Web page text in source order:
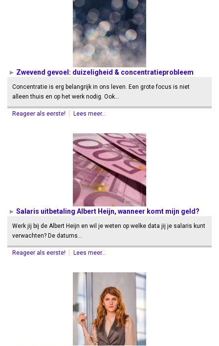
Zwevend gevoel: duizeligheid & concentratieprobleem
Concentratie is erg belangrijk in ons leven. Een grote focus is niet
alleen thuis en op het werk nodig. Ook…
Reageer als eerste! Lees meer...
Salaris uitbetaling Albert Heijn, wanneer komt mijn geld?
Werk jij bij de Albert Heijn en wil je weten op welke data jij je salaris kunt
verwachten? De datums…
Reageer als eerste! Lees meer...